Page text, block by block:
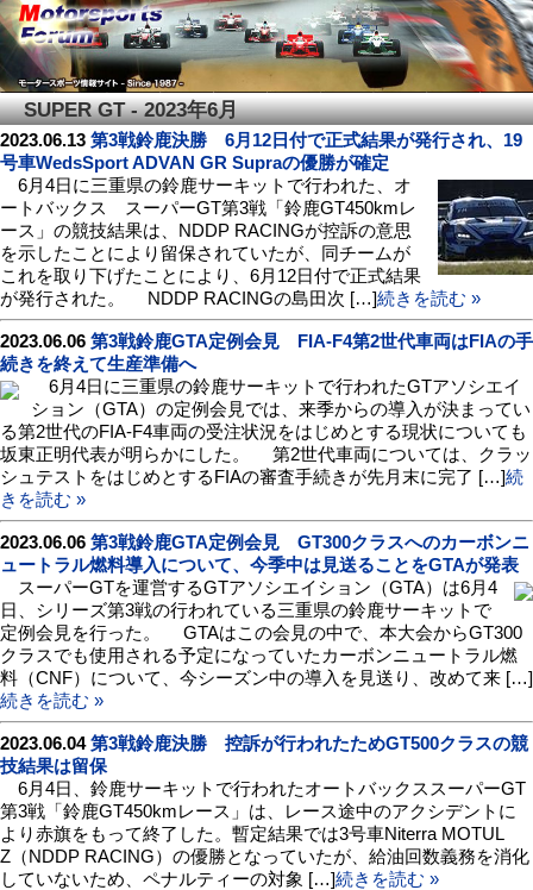
SUPER GT - 2023年6月
2023.06.13 第3戦鈴鹿決勝 6月12日付で正式結果が発行され、19
号車WedsSport ADVAN GR Supraの優勝が確定
6月4日に三重県の鈴鹿サーキットで行われた、オ
ートバックス スーパーGT第3戦「鈴鹿GT450kmレ
ース」の競技結果は、NDDP RACINGが控訴の意思
を示したことにより留保されていたが、同チームが
これを取り下げたことにより、6月12日付で正式結果
が発行された。 NDDP RACINGの島田次 […]続きを読む »
2023.06.06 第3戦鈴鹿GTA定例会見 FIA-F4第2世代車両はFIAの手
続きを終えて生産準備へ
6月4日に三重県の鈴鹿サーキットで行われたGTアソシエイ
ション（GTA）の定例会見では、来季からの導入が決まってい
る第2世代のFIA-F4車両の受注状況をはじめとする現状についても
坂東正明代表が明らかにした。 第2世代車両については、クラッ
シュテストをはじめとするFIAの審査手続きが先月末に完了 […]続
きを読む »
2023.06.06 第3戦鈴鹿GTA定例会見 GT300クラスへのカーボンニ
ュートラル燃料導入について、今季中は見送ることをGTAが発表
スーパーGTを運営するGTアソシエイション（GTA）は6月4
日、シリーズ第3戦の行われている三重県の鈴鹿サーキットで
定例会見を行った。 GTAはこの会見の中で、本大会からGT300
クラスでも使用される予定になっていたカーボンニュートラル燃
料（CNF）について、今シーズン中の導入を見送り、改めて来 […]
続きを読む »
2023.06.04第3戦鈴鹿決勝 控訴が行われたためGT500クラスの競
技結果は留保
6月4日、鈴鹿サーキットで行われたオートバックススーパーGT
第3戦「鈴鹿GT450kmレース」は、レース途中のアクシデントに
より赤旗をもって終了した。暫定結果では3号車Niterra MOTUL
Z（NDDP RACING）の優勝となっていたが、給油回数義務を消化
していないため、ペナルティーの対象 […]続きを読む »